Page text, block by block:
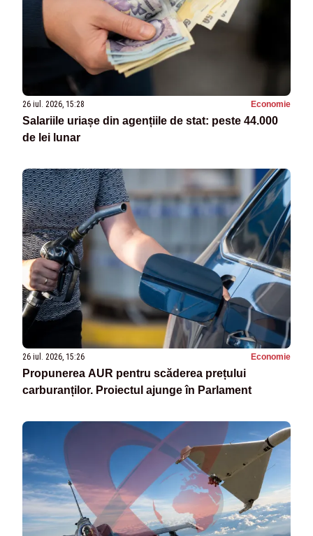
26 iul. 2026, 15:28 Economie
Salariile uriașe din agențiile de stat: peste 44.000
de lei lunar
26 iul. 2026, 15:26 Economie
Propunerea AUR pentru scăderea prețului
carburanților. Proiectul ajunge în Parlament